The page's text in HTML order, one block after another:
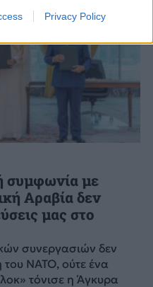
Privacy Policy
συμφωνία με
Αραβία δεν
μας στο
συνεργασιών δεν
του ΝΑΤΟ, ούτε ένα
τόνισε η Άγκυρα